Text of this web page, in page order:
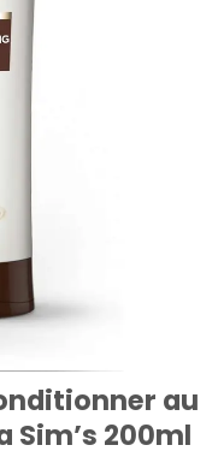
au
Sim’s 200ml